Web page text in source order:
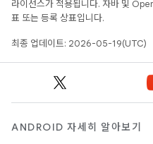
라이선스가 적용됩니다. 자바 및
표 또는 등록 상표입니다.
최종 업데이트: 2026-05-19(UTC)
ANDROID 자세히 알아보기